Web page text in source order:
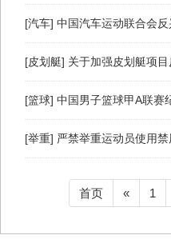
[汽车] 中国汽车运动联合会
[皮划艇] 关于加强皮划艇项
[篮球] 中国男子篮球甲A联赛
[举重] 严禁举重运动员使用
首页 « 1